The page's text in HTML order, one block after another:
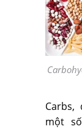
một